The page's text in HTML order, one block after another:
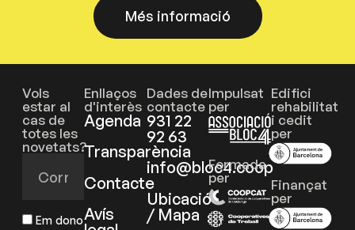
Més informació
Vols
estar al
cas de
totes les
novetats?
Em dono
Enllaços
d'interès
Agenda
Transparència
Contacte
Avís
Dades de
contacte
931 22
92 63
info@bloc4.coop
Ubicació
/ Mapa
Impulsat
per
Formada
per
Edifici
rehabilitat
i cedit
per
Finançat
per